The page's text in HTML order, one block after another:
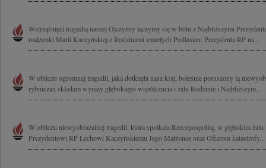
Wstrząśnięci tragedią naszej Ojczyzny łączymy się w bólu z Najbliższymi
małżonki Marii Kaczyńskiej z Rodzinami zmarłych Podlasian: Prezydenta RP na...
W obliczu ogromnej tragedii, jaka dotknęła nasz kraj, boleśnie poruszony tą
rybniczan składam wyrazy głębokiego współczucia i żalu Rodzinie i Najbliższym...
W obliczu niewyobrażalnej tragedii, która spotkała Rzeczpospolitą, w głębokim żalu
Prezydentowi RP Lechowi Kaczyńskiemu Jego Małżonce oraz Ofiarom katastrofy...